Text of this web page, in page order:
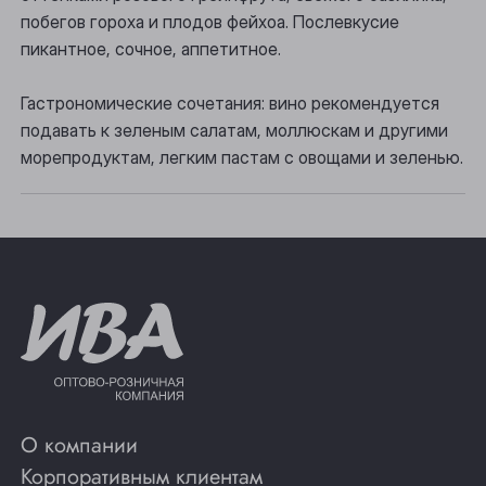
побегов гороха и плодов фейхоа. Послевкусие
пикантное, сочное, аппетитное.
Гастрономические сочетания: вино рекомендуется
подавать к зеленым салатам, моллюскам и другими
морепродуктам, легким пастам с овощами и зеленью.
О компании
Корпоративным клиентам
Томск